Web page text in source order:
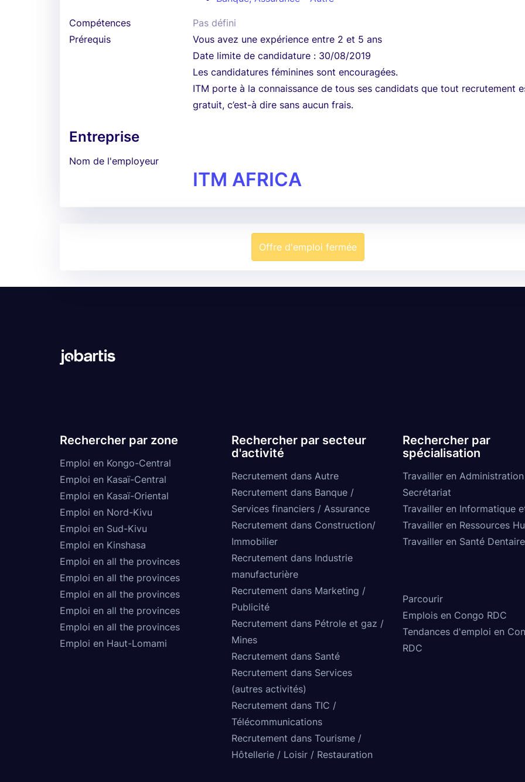
Compétences
Pas défini
Prérequis
Vous avez une expérience entre 2 et 5 ans
Date limite de candidature : 30/08/2019
Les candidatures féminines sont encouragées.
ITM porte à la connaissance de tous ses candidats que tout recrutement
gratuit, c’est-à dire sans aucun frais.
Entreprise
Nom de l'employeur
ITM AFRICA
Offre d'emploi fermée
Rechercher par zone
Emploi en Kongo-Central
Emploi en Kasaï-Central
Emploi en Kasaï-Oriental
Emploi en Nord-Kivu
Emploi en Sud-Kivu
Emploi en Kinshasa
Emploi en all the provinces
Emploi en all the provinces
Emploi en all the provinces
Emploi en all the provinces
Emploi en all the provinces
Emploi en Haut-Lomami
Rechercher par secteur
d'activité
Recrutement dans Autre
Recrutement dans Banque /
Services financiers / Assurance
Recrutement dans Construction/
Immobilier
Recrutement dans Industrie
manufacturière
Recrutement dans Marketing /
Publicité
Recrutement dans Pétrole et gaz /
Mines
Recrutement dans Santé
Recrutement dans Services
(autres activités)
Recrutement dans TIC /
Télécommunications
Recrutement dans Tourisme /
Hôtellerie / Loisir / Restauration
Rechercher par
spécialisation
Travailler en
Secrétariat
Travailler en Informatique
Travailler en Ressources
Travailler en Santé Dentaire
Parcourir
Emplois en Congo RDC
Tendances d'emploi en
RDC